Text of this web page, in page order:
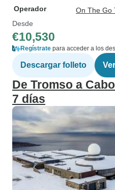
Operador
On The Go
Desde
€10,530
Regístrate para acceder a los
Descargar folleto
De Tromso a
7 días